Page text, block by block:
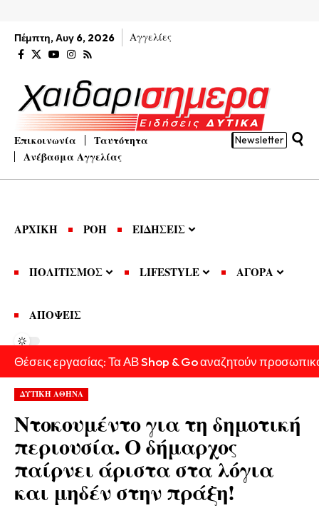
Πέμπτη, Αυγ 6, 2026 Αγγελίες
Επικοινωνία
Ταυτότητα
Ανέβασμα Αγγελίας
Newsletter
ΑΡΧΙΚΗ ΡΟΗ ΕΙΔΗΣΕΙΣ
ΠΟΛΙΤΙΣΜΟΣ LIFESTYLE ΑΓΟΡΑ
ΑΠΟΨΕΙΣ
Θέσεις εργασίας: Τα ΑΒ Shop & Go αναζητούν
ΔΥΤΙΚΗ ΑΘΗΝΑ
Ντοκουμέντο για τη δημοτική
περιουσία. Ο δήμαρχος
παίρνει άριστα στα λόγια
και μηδέν στην πράξη!